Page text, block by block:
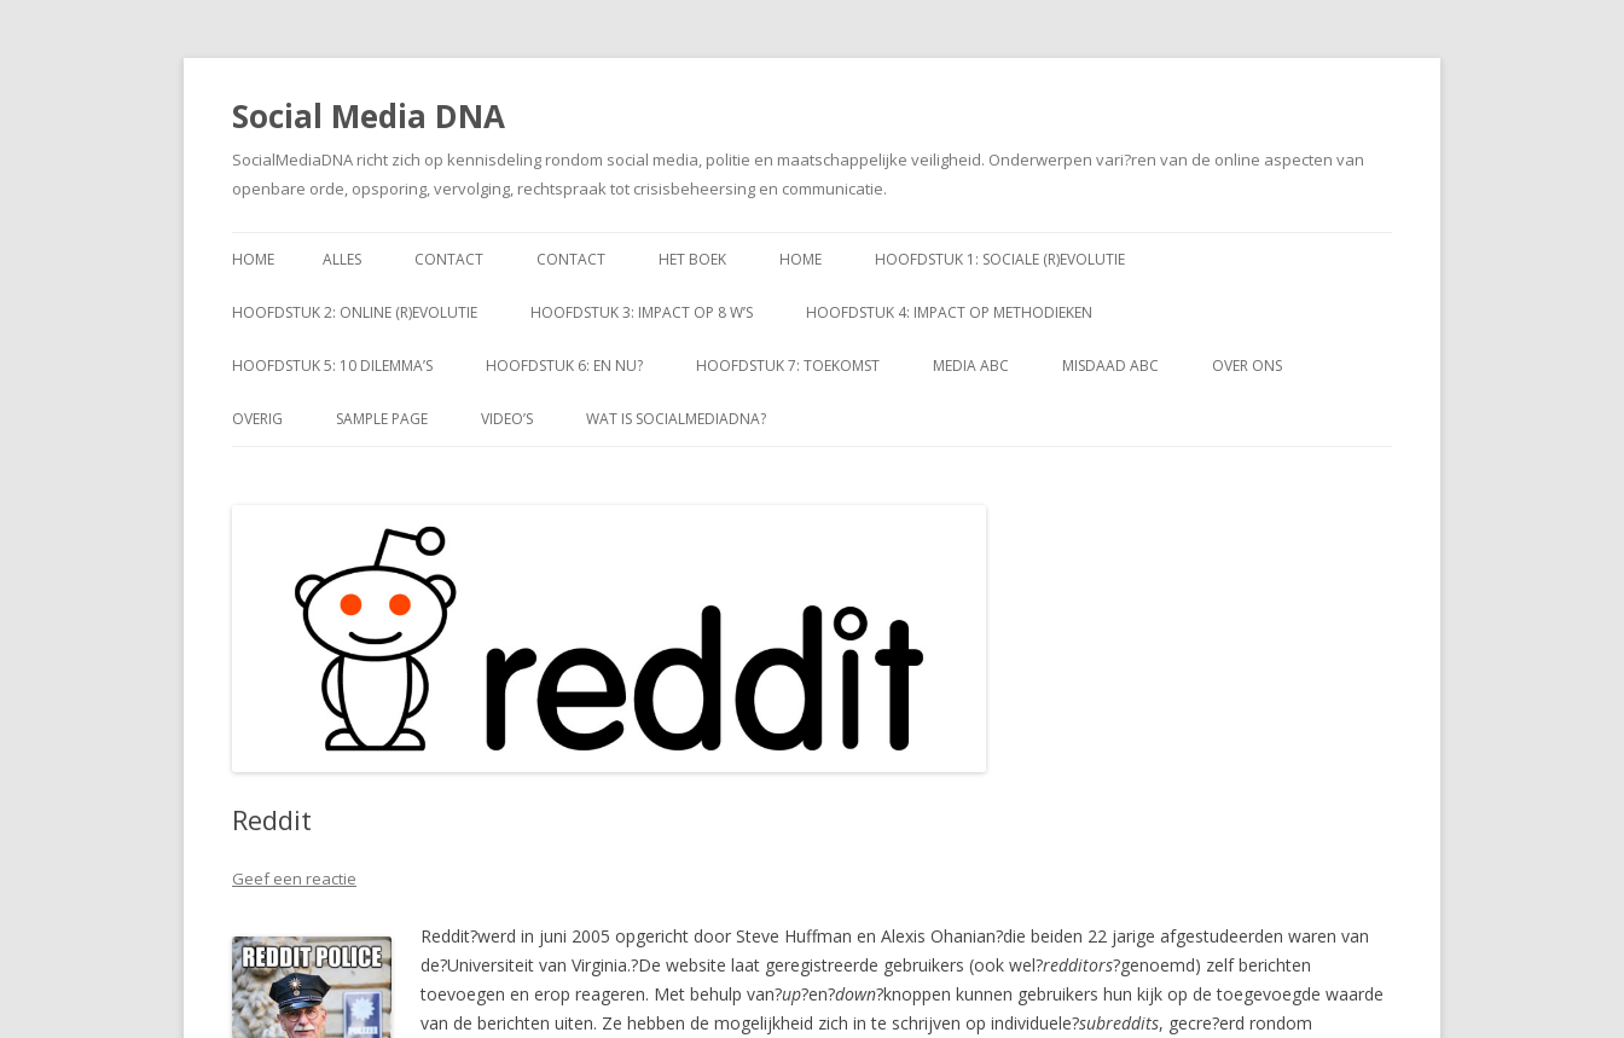
Social Media DNA
SocialMediaDNA richt zich op kennisdeling rondom social media, politie en maatschappelijke veiligheid. Onderwerpen vari?ren van de online aspecten van
openbare orde, opsporing, vervolging, rechtspraak tot crisisbeheersing en communicatie.
naar
HOME ALLES CONTACT CONTACT HET BOEK HOME HOOFDSTUK 1: SOCIALE (R)EVOLUTIE
HOOFDSTUK 2: ONLINE (R)EVOLUTIE HOOFDSTUK 3: IMPACT OP 8 W’S HOOFDSTUK 4: IMPACT OP METHODIEKEN
HOOFDSTUK 5: 10 DILEMMA’S HOOFDSTUK 6: EN NU? HOOFDSTUK 7: TOEKOMST MEDIA ABC MISDAAD ABC OVER ONS
OVERIG SAMPLE PAGE VIDEO’S WAT IS SOCIALMEDIADNA?
Reddit
Geef een reactie
Reddit?werd in juni 2005 opgericht door Steve Huffman en Alexis Ohanian?die beiden 22 jarige afgestudeerden waren van
de?Universiteit van Virginia.?De website laat geregistreerde gebruikers (ook wel?redditors?genoemd) zelf berichten
toevoegen en erop reageren. Met behulp van?up?en?down?knoppen kunnen gebruikers hun kijk op de toegevoegde waarde
van de berichten uiten. Ze hebben de mogelijkheid zich in te schrijven op individuele?subreddits, gecre?erd rondom